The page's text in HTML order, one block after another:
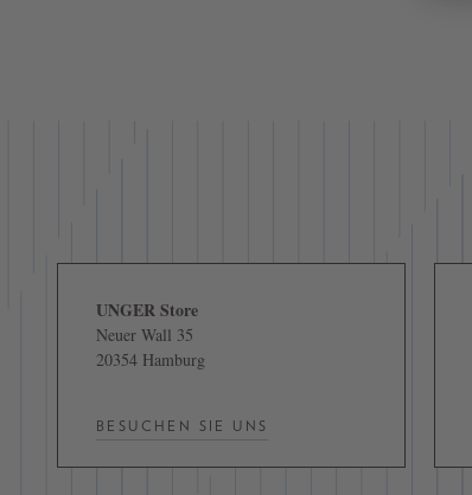
UNGER Store
Neuer Wall 35
20354 Hamburg
BESUCHEN SIE UNS